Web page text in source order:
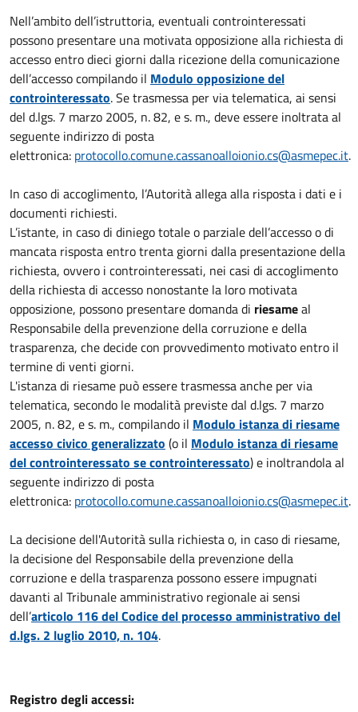
Nell’ambito dell’istruttoria, eventuali controinteressati
possono presentare una motivata opposizione alla richiesta di
accesso entro dieci giorni dalla ricezione della comunicazione
dell’accesso compilando il Modulo opposizione del
controinteressato. Se trasmessa per via telematica, ai sensi
del d.lgs. 7 marzo 2005, n. 82, e s. m., deve essere inoltrata al
seguente indirizzo di posta
elettronica: protocollo.comune.cassanoalloionio.cs@asmepec.it.
In caso di accoglimento, l’Autorità allega alla risposta i dati e i
documenti richiesti.
L’istante, in caso di diniego totale o parziale dell’accesso o di
mancata risposta entro trenta giorni dalla presentazione della
richiesta, ovvero i controinteressati, nei casi di accoglimento
della richiesta di accesso nonostante la loro motivata
opposizione, possono presentare domanda di riesameal
Responsabile della prevenzione della corruzione e della
trasparenza, che decide con provvedimento motivato entro il
termine di venti giorni.
L'istanza di riesame può essere trasmessa anche per via
telematica, secondo le modalità previste dal d.lgs. 7 marzo
2005, n. 82, e s. m., compilando il Modulo istanza di riesame
accesso civico generalizzato (o il Modulo istanza di riesame
del controinteressato se controinteressato) e inoltrandola al
seguente indirizzo di posta
elettronica: protocollo.comune.cassanoalloionio.cs@asmepec.it.
La decisione dell'Autorità sulla richiesta o, in caso di riesame,
la decisione del Responsabile della prevenzione della
corruzione e della trasparenza possono essere impugnati
davanti al Tribunale amministrativo regionale ai sensi
dell’articolo 116 del Codice del processo amministrativo del
d.lgs. 2 luglio 2010, n. 104.
Registro degli accessi: